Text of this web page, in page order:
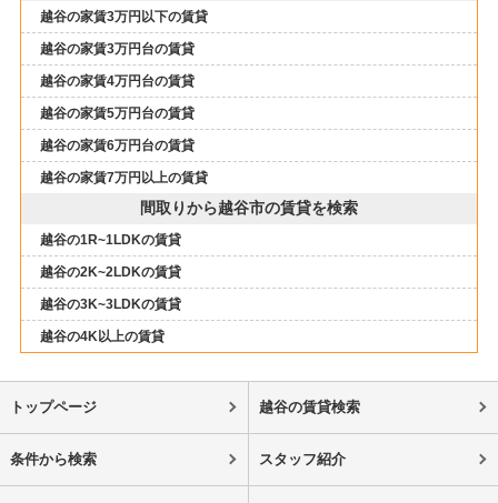
越谷の家賃3万円以下の賃貸
越谷の家賃3万円台の賃貸
越谷の家賃4万円台の賃貸
越谷の家賃5万円台の賃貸
越谷の家賃6万円台の賃貸
越谷の家賃7万円以上の賃貸
間取りから越谷市の賃貸を検索
越谷の1R~1LDKの賃貸
越谷の2K~2LDKの賃貸
越谷の3K~3LDKの賃貸
越谷の4K以上の賃貸
トップページ 越谷の賃貸検索
条件から検索 スタッフ紹介